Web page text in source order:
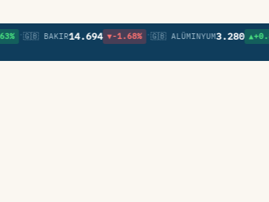
•🇬🇧 BAKIR14.694 ▼-1.68% •🇬🇧 ALÜMINYUM3.280 ▲+0.82%